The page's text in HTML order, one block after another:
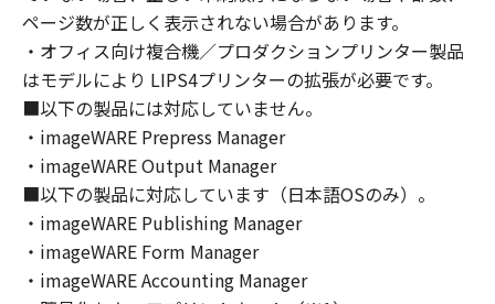
ノンまたはキヤノンのライセンサーの著作権表
示を変更し、除去しもしくは削除してはなりま
せん。
４．所有権
「本ソフトウェア」に係る権原および所有権
は、その内容によりキヤノンまたはキヤノンの
ライセンサーに帰属します。
５．輸出
お客様は、日本国政府または関連する外国政府
より必要な許可等を得ることなしに、「本ソフ
トウェア」の全部または一部を、直接または間
ページ数が正しく表示されない場合があります。
・オフィス向け複合機／プロダクションプリンター製品
はモデルにより LIPS4プリンターの拡張が必要です。
■以下の製品には対応していません。
・imageWARE Prepress Manager
・imageWARE Output Manager
■以下の製品に対応しています（日本語OSのみ）。
・imageWARE Publishing Manager
・imageWARE Form Manager
・imageWARE Accounting Manager